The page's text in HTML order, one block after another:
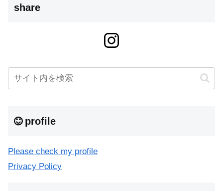
share
profile
Please check my profile
Privacy Policy